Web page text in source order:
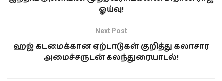
ஓய்வு!
Next Post
ஹஜ் கடமைக்கான ஏற்பாடுகள் குறித்து கலாசார
அமைச்சருடன் கலந்துரையாடல்!